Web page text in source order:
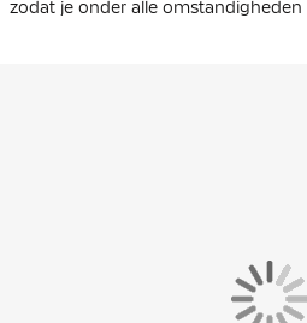
zodat je onder alle